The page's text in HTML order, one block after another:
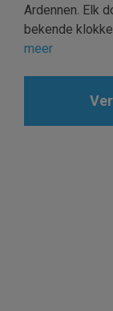
Ardennen. Elk
bekende
meer